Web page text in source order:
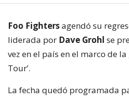
Foo Fightersagendó su
liderada por Dave Grohl se
vez en el país en el marco de la
Tour’.
La fecha quedó programada